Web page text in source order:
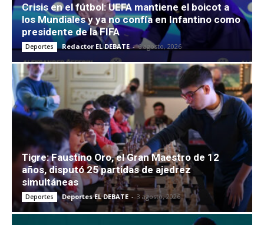
Crisis en el fútbol: UEFA mantiene el boicot a
los Mundiales y ya no confía en Infantino como
presidente de la FIFA
Deportes Redactor EL DEBATE - 6 agosto, 2026
Tigre: Faustino Oro, el Gran Maestro de 12
años, disputó 25 partidas de ajedrez
simultáneas
Deportes Deportes EL DEBATE - 3 agosto, 2026